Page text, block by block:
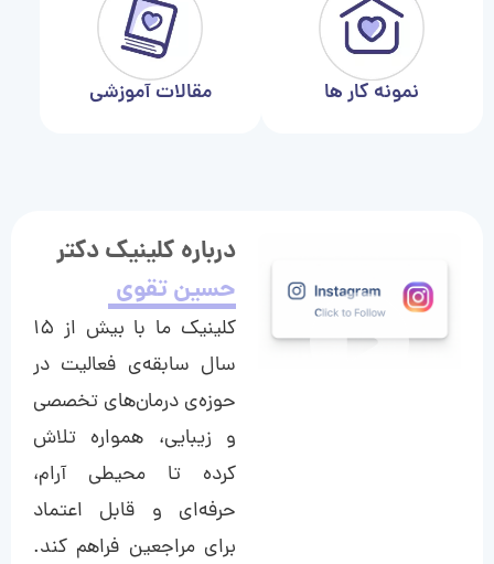
نمونه کار ها مقالات آموزشی
درباره کلینیک دکتر
حسین تقوی
کلینیک ما با بیش از ۱۵
سال سابقه‌ی فعالیت در
حوزه‌ی درمان‌های تخصصی
و زیبایی، همواره تلاش
کرده تا محیطی آرام،
حرفه‌ای و قابل اعتماد
برای مراجعین فراهم کند.